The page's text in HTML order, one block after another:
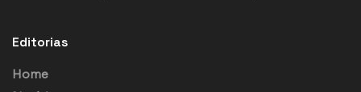
Editorias
Home